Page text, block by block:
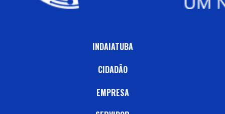
INDAIATUBA
CIDADÃO
EMPRESA